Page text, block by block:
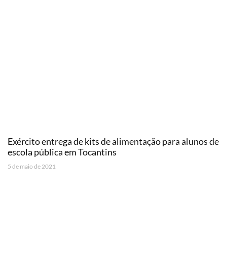
Exército entrega de kits de alimentação para alunos de
escola pública em Tocantins
5 de maio de 2021